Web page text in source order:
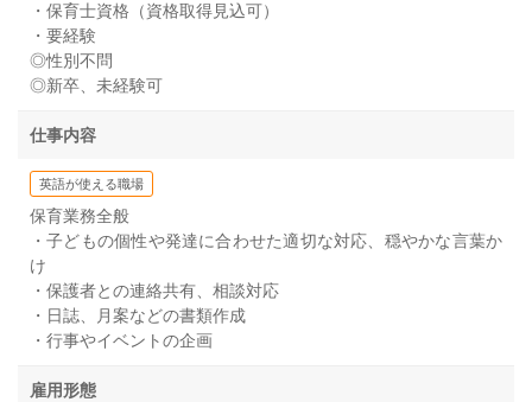
・保育士資格（資格取得見込可）
・要経験
◎性別不問
◎新卒、未経験可
仕事内容
英語が使える職場
保育業務全般
・子どもの個性や発達に合わせた適切な対応、穏やかな言葉か
け
・保護者との連絡共有、相談対応
・日誌、月案などの書類作成
・行事やイベントの企画
雇用形態